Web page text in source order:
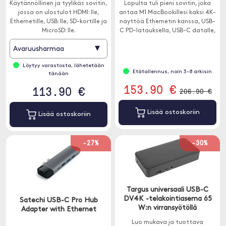
Käytännöllinen ja tyylikäs sovitin,
jossa on ulostulot HDMI: lle,
Ethernetille, USB: lle, SD-kortille ja
MicroSD: lle.
Avaruusharmaa ▾
Löytyy varastosta, lähetetään
tänään
113.90 €
Lisää ostoskoriin
Lopulta tuli pieni sovitin, joka
antaa M1 MacBookillesi kaksi 4K-
näyttöä Ethernetin kanssa, USB-
C PD-latauksella, USB-C datalle,
Etätallennus, noin 3-8 arkisin
153.90 € 206.90 €
Lisää ostoskoriin
-27%
Satechi USB-C Pro Hub
Adapter with Ethernet
-30%
Targus universaali USB-C
DV4K -telakointiasema 65
W:n virransyötöllä
Luo mukava ja tuottava